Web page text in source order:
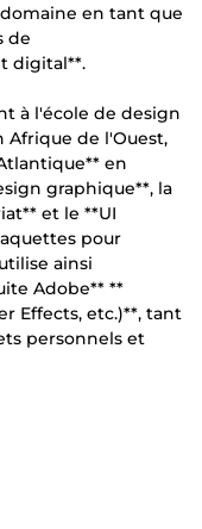
en tant que
de
digital**.
à l'école de design
Afrique de l'Ouest,
en
graphique**, la
et le **UI
pour
ainsi
Adobe** **
Effects, etc.)**, tant
personnels et